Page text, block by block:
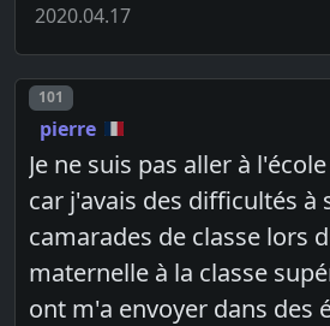
2020.04.17
Post number
101
pierre
Je ne suis pas aller à
car j'avais des difficultés à
camarades de classe lors
maternelle à la classe
ont m'a envoyer dans des